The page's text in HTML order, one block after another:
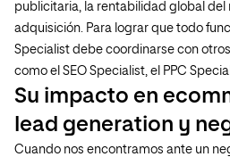
publicitaria, la rentabilidad global del
adquisición. Para lograr que todo
Specialist debe coordinarse con
como el SEO Specialist, el PPC
Su impacto en
lead generation y
Cuando nos encontramos ante un